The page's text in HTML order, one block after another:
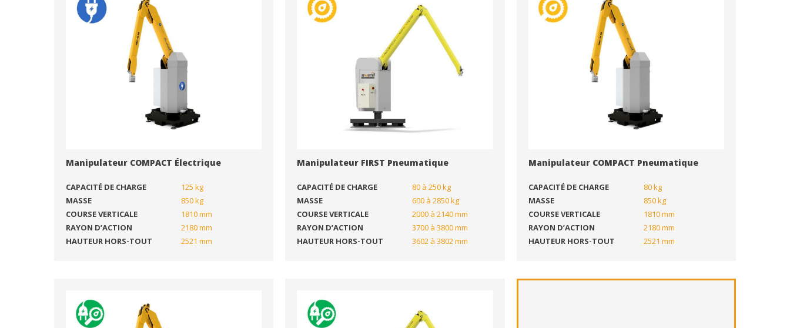
Manipulateur COMPACT Électrique
CAPACITÉ DE CHARGE
125 kg
MASSE
850 kg
COURSE VERTICALE
1810 mm
RAYON D’ACTION
2180 mm
HAUTEUR HORS-TOUT
2521 mm
Manipulateur FIRST Pneumatique
CAPACITÉ DE CHARGE
80 à 250 kg
MASSE
600 à 2850 kg
COURSE VERTICALE
2000 à 2140 mm
RAYON D’ACTION
3700 à 3800 mm
HAUTEUR HORS-TOUT
3602 à 3802 mm
Manipulateur COMPACT Pneumatique
CAPACITÉ DE CHARGE
80 kg
MASSE
850 kg
COURSE VERTICALE
1810 mm
RAYON D’ACTION
2180 mm
HAUTEUR HORS-TOUT
2521 mm